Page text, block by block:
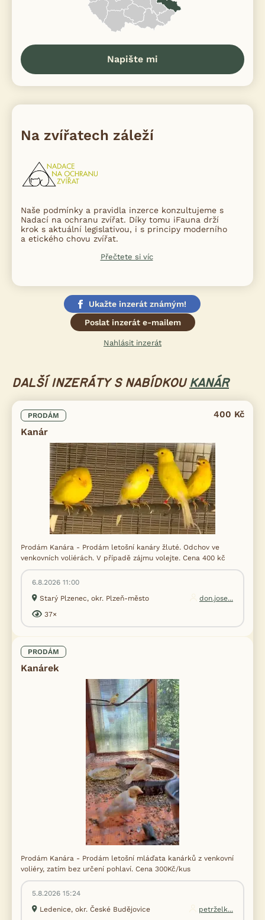
Napište mi
Na zvířatech záleží
Naše podmínky a pravidla inzerce konzultujeme s
Nadací na ochranu zvířat. Díky tomu iFauna drží
krok s aktuální legislativou, i s principy moderního
a etického chovu zvířat.
Přečtete si víc
Ukažte inzerát známým!
Poslat inzerát e-mailem
Nahlásit inzerát
DALŠÍ INZERÁTY S NABÍDKOU KANÁR
PRODÁM
Kanár
400 Kč
Prodám Kanára - Prodám letošní kanáry žluté. Odchov ve
venkovních voliérách. V případě zájmu volejte. Cena 400 kč
6.8.2026 11:00
Starý Plzenec, okr. Plzeň-město
don.jose...
37×
PRODÁM
Kanárek
Prodám Kanára - Prodám letošní mláďata kanárků z venkovní
voliéry, zatím bez určení pohlaví. Cena 300Kč/kus
5.8.2026 15:24
Ledenice, okr. České Budějovice
petrželk...